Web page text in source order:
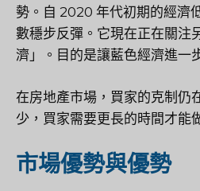
勢。自 2020 年代初期的經濟
數穩步反彈。它現在正在關注
濟」。目的是讓藍色經濟進一
在房地產市場，買家的克制仍
少，買家需要更長的時間才能
市場優勢與優勢